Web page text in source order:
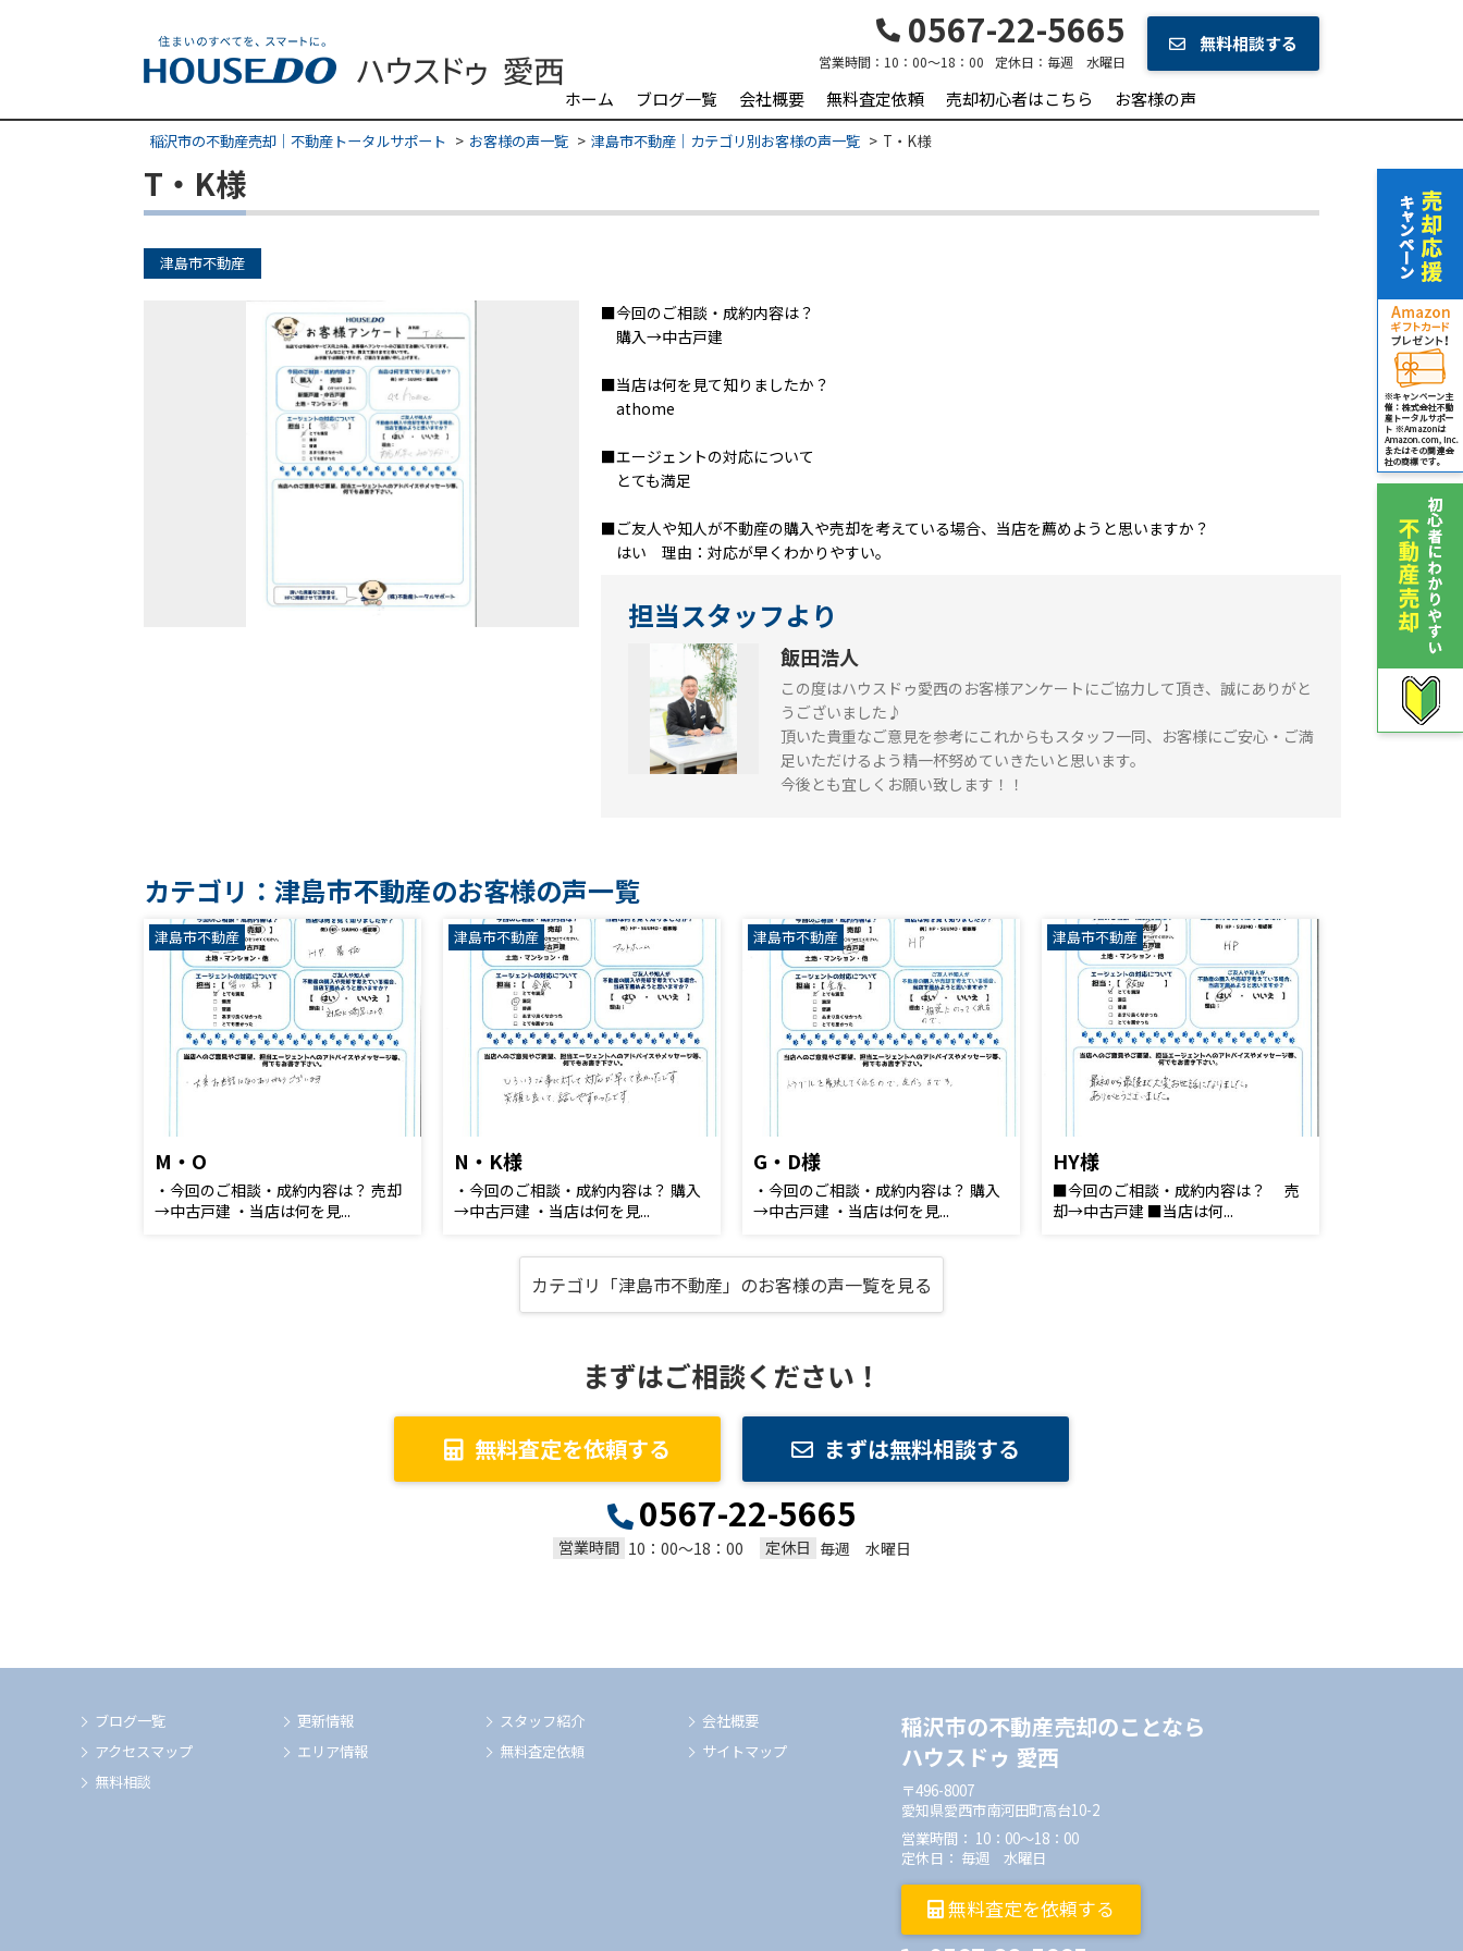
0567-22-5665
営業時間： 10：00～18：00 定休日： 毎週 水曜日
無料相談する
ホーム ブログ一覧 会社概要 無料査定依頼 売却初心者はこちら お客様の声
稲沢市の不動産売却｜不動産トータルサポート お客様の声一覧 津島市不動産｜カテゴリ別お客様の声一覧 T・K様
T・K様
津島市不動産
■今回のご相談・成約内容は？
購入→中古戸建
■当店は何を見て知りましたか？
athome
■エージェントの対応について
とても満足
■ご友人や知人が不動産の購入や売却を考えている場合、当店を薦めようと思いますか？
はい 理由：対応が早くわかりやすい。
担当スタッフより
飯田浩人
この度はハウスドゥ愛西のお客様アンケートにご協力して頂き、誠にありがと
うございました♪
頂いた貴重なご意見を参考にこれからもスタッフ一同、お客様にご安心・ご満
足いただけるよう精一杯努めていきたいと思います。
今後とも宜しくお願い致します！！
カテゴリ：津島市不動産のお客様の声一覧
津島市不動産
M・O
・今回のご相談・成約内容は？ 売却
→中古戸建 ・当店は何を見...
津島市不動産
N・K様
・今回のご相談・成約内容は？ 購入
→中古戸建 ・当店は何を見...
津島市不動産
G・D様
・今回のご相談・成約内容は？ 購入
→中古戸建 ・当店は何を見...
津島市不動産
HY様
■今回のご相談・成約内容は？ 売
却→中古戸建 ■当店は何...
カテゴリ「津島市不動産」のお客様の声一覧を見る
まずはご相談ください！
無料査定を依頼する まずは無料相談する
0567-22-5665
営業時間 10：00～18：00 定休日 毎週 水曜日
ブログ一覧
アクセスマップ
無料相談
更新情報
エリア情報
スタッフ紹介
無料査定依頼
会社概要
サイトマップ
稲沢市の不動産売却のことなら
ハウスドゥ 愛西
〒496-8007
愛知県愛西市南河田町高台10-2
営業時間： 10：00～18：00
定休日： 毎週 水曜日
無料査定を依頼する